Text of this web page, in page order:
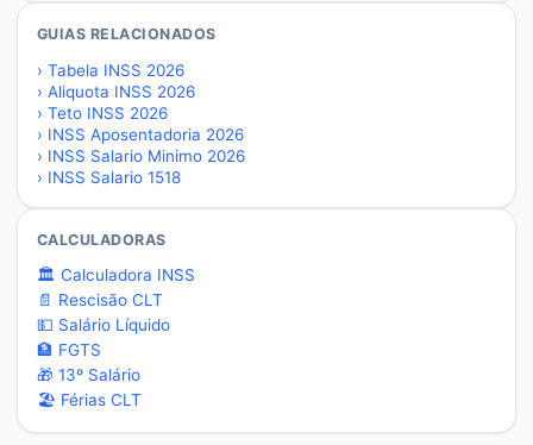
GUIAS RELACIONADOS
› Tabela INSS 2026
› Aliquota INSS 2026
› Teto INSS 2026
› INSS Aposentadoria 2026
› INSS Salario Minimo 2026
› INSS Salario 1518
CALCULADORAS
🏛️ Calculadora INSS
📄 Rescisão CLT
💵 Salário Líquido
🏦 FGTS
🎁 13º Salário
🏖️ Férias CLT